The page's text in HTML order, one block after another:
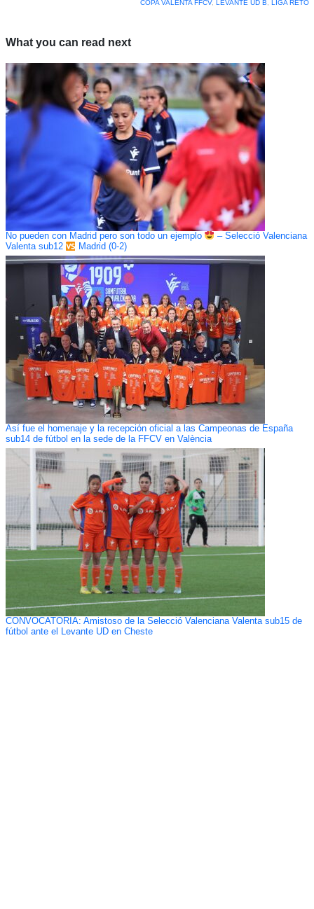
COPA VALENTA FFCV, LEVANTE UD B LIGA RETO
What you can read next
No pueden con Madrid pero son todo un ejemplo
– Selecció Valenciana
Valenta sub12
Madrid (0-2)
Así fue el homenaje y la recepción oficial a las Campeonas de España
sub14 de fútbol en la sede de la FFCV en València
CONVOCATORIA: Amistoso de la Selecció Valenciana Valenta sub15 de
fútbol ante el Levante UD en Cheste